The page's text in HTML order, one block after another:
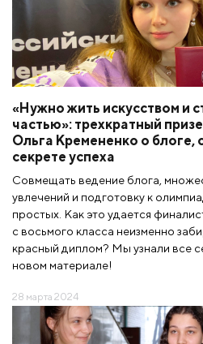
«Нужно жить искусством и
частью»: трехкратный
Ольга Кремененко о блоге,
секрете успеха
Совмещать ведение блога,
увлечений и подготовку к
простых. Как это удается
с восьмого класса неизменно
красный диплом? Мы узнали все
новом материале!
28 марта 2024